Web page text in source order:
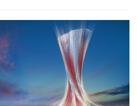
Дмитрий Торбинский, Сергей
М´Вила,